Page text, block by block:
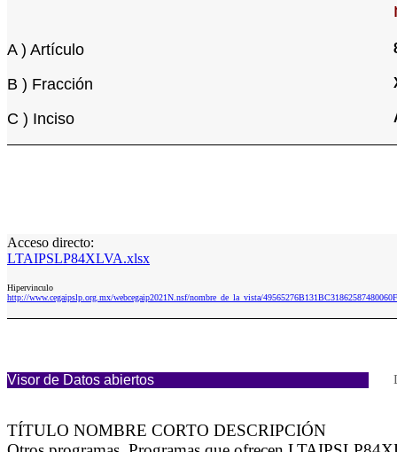
A ) Artículo
B ) Fracción
C ) Inciso
Acceso directo:
LTAIPSLP84XLVA.xlsx
Hipervinculo
http://www.cegaipslp.org.mx/webcegaip2021N.nsf/nombre_de_la_vista/
Visor de Datos abiertos
TÍTULO NOMBRE CORTO DESCRIPCIÓN